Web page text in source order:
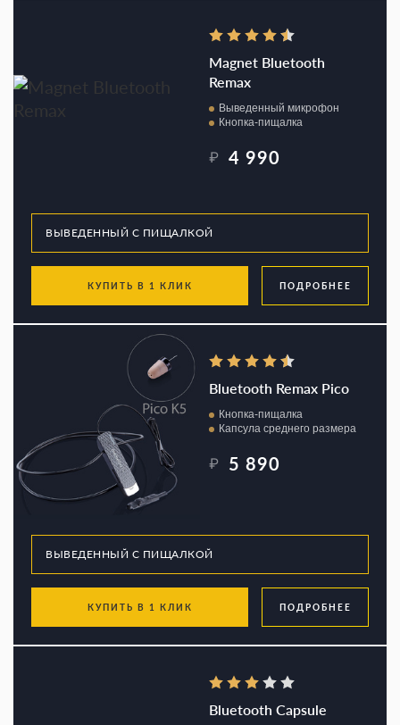
Magnet Bluetooth
Remax
Выведенный микрофон
Кнопка-пищалка
₽ 4 990
КУПИТЬ В 1 КЛИК ПОДРОБНЕЕ
Bluetooth Remax Pico
Кнопка-пищалка
Капсула среднего размера
₽ 5 890
КУПИТЬ В 1 КЛИК ПОДРОБНЕЕ
Bluetooth Capsule